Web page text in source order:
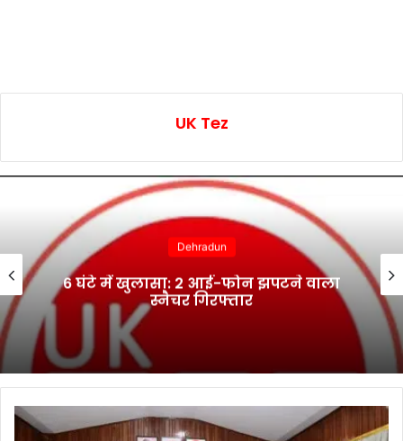
UK Tez
Dehradun
6 घंटे में खुलासा: 2 आई-फोन झपटने वाला
स्नैचर गिरफ्तार